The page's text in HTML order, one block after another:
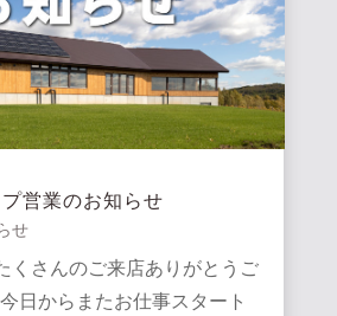
営業のお知らせ
せ
くさんのご来店ありがとうご
日からまたお仕事スタート